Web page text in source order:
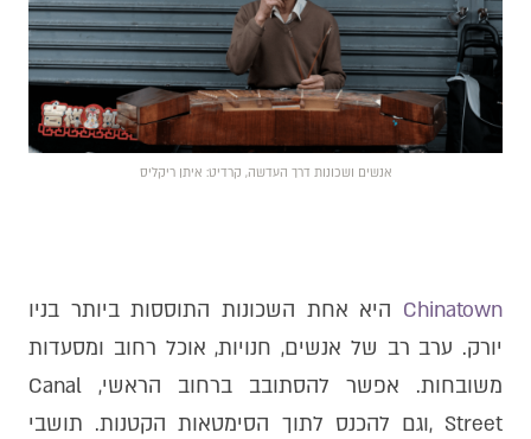
אנשים ושכונות דרך העדשה, קרדיט: איתן ריקליס
Chinatown היא אחת השכונות התוססות ביותר בניו
יורק. ערב רב של אנשים, חנויות, אוכל רחוב ומסעדות
משובחות. אפשר להסתובב ברחוב הראשי, Canal
Street ,וגם להכנס לתוך הסימטאות הקטנות. תושבי